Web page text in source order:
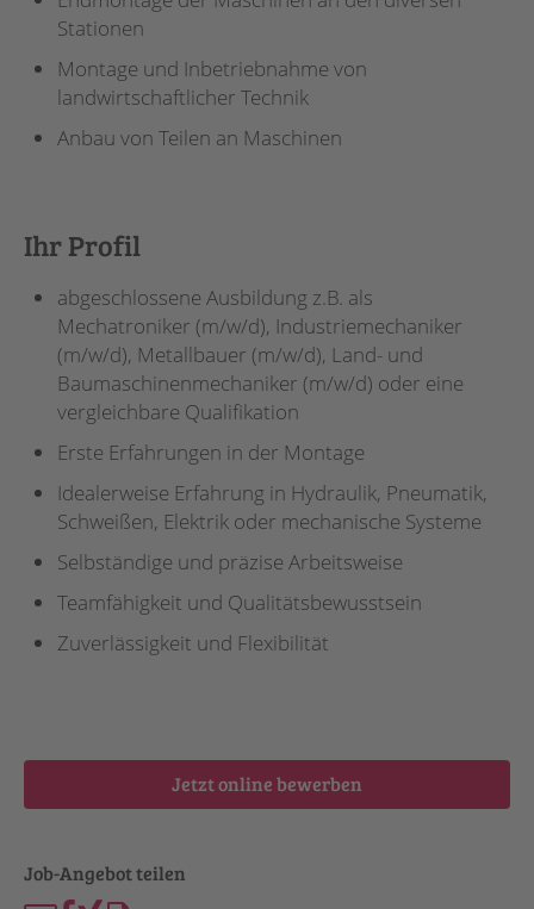
Stationen
Montage und Inbetriebnahme von
landwirtschaftlicher Technik
Anbau von Teilen an Maschinen
Ihr Profil
abgeschlossene Ausbildung z.B. als
Mechatroniker (m/w/d), Industriemechaniker
(m/w/d), Metallbauer (m/w/d), Land- und
Baumaschinenmechaniker (m/w/d) oder eine
vergleichbare Qualifikation
Erste Erfahrungen in der Montage
Idealerweise Erfahrung in Hydraulik, Pneumatik,
Schweißen, Elektrik oder mechanische Systeme
Selbständige und präzise Arbeitsweise
Teamfähigkeit und Qualitätsbewusstsein
Zuverlässigkeit und Flexibilität
Jetzt online bewerben